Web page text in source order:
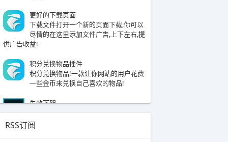
更好的下载页面
​下载文件打开一个新的页面下载,你可以
尽情的在这里添加文件广告,上下左右,提
供广告收益!​
积分兑换物品插件
​积分兑换物品!一款让你网站的用户花费
一些金币来兑换自己喜欢的物品!
失效下架
BL会收取3%的手续费。支持支付宝，微
信，QQ付款，本插件的主要功能时充值金币。
RSS订阅